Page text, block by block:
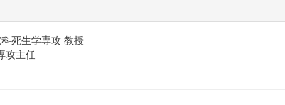
死生学専攻 教授
攻主任